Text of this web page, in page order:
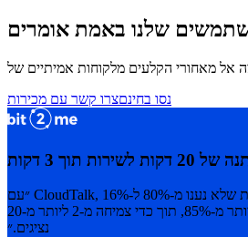
שלנו באמת אומרים
נסו בחינםצרו קשר עם מכירות
לשירות תוך 3 דקות
״עם CloudTalk, הורדנו את שיעור השיחות שלא נענו מ-80% ל-16%
וקיצרנו את זמני ההמתנה ביותר מ-85%, תוך כדי צמיחה מ-2 ליותר מ-20
נציגים.״